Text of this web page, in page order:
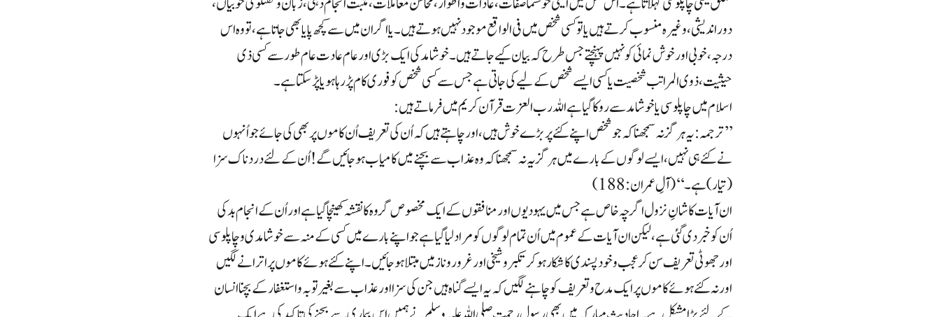
دور اندیشی، وغیرہ منسوب کرتے ہیں یا تو کسی شخص میں فی الواقع موجود نہیں ہوتے ہیں۔ یا اگر ان میں سے کچھ پایا بھی جاتا ہے، تو وہ اس
درجہ، خوبی اور خوش نمائی کو نہیں پہنچتے جس طرح کہ بیان کیے جاتے ہیں۔ خوشامد کی ایک بڑی اور عام عادت عام طور سے کسی ذی
حیثیت، ذوی المراتب شخصیت یا کسی ایسے شخص کے لیے کی جاتی ہے جس سے کسی شخص کو فوری کام پڑ رہا ہو یا پڑ سکتا ہے۔
اسلام میں چاپلوسی یا خوشامد سے روکا گیا ہے اللہ رب العزت قرآن کریم میں فرماتے ہیں :
’’ترجمہ: یہ ہرگز نہ سمجھنا کہ جو شخص اپنے کئے پر بڑے خوش ہیں، اور چاہتے ہیں کہ اُن کی تعریف اُن کاموں پر بھی کی جائے جو اُنہوں
نے کئے ہی نہیں، ایسے لوگوں کے بارے میں ہرگز یہ نہ سمجھنا کہ وہ عذاب سے بچنے میں کامیاب ہوجائیں گے! اُن کے لئے دردناک سزا
(تیار) ہے۔‘‘ (آلِ عمران : 188)
ان آیات کا شانِ نزول اگر چہ خاص ہے جس میں یہودیوں اور منافقوں کے ایک مخصوص گروہ کا نقشہ کھینچا گیا ہے اور اُن کے انجام بد کی
اُن کو خبر دی گئی ہے، لیکن ان آیات کے عموم میں اُن تمام لوگوں کو مراد لیا گیا ہے جو اپنے بارے میں کسی کے منہ سے خوشامدی و چاپلوسی
اور جھوٹی تعریف سن کر عجب و خودپسندی کا شکار ہوکر تکبر و شیخی اور غرور وناز میں مبتلا ہوجائیں ۔اپنے کئے ہوئے کاموں پر اترانے لگیں
اور نہ کئے ہوئے کاموں پر ایک مدح و تعریف کو چاہنے لگیں کہ یہ ایسے گناہ ہیں جن کی سزا اور عذاب سے بغیر توبہ و استغفار کے بچنا انسان